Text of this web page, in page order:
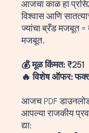
आजचा काळ हा
विश्वास आणि
ज्यांचा ब्रँड मजबूत =
मजबूत.
💰 मूळ किंमत: ₹251
🔥 विशेष ऑफर:
आजच PDF
आपल्या राजकीय
द्या: